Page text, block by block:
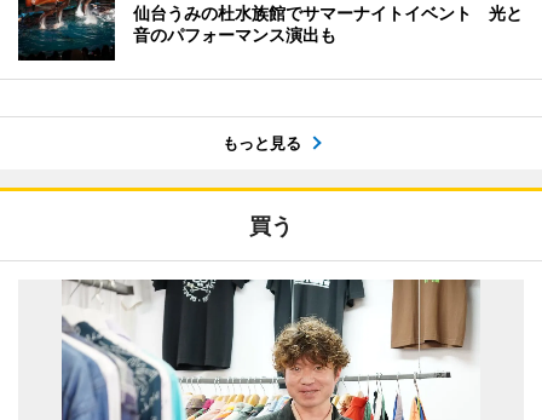
仙台うみの杜水族館でサマーナイトイベント 光と
音のパフォーマンス演出も
もっと見る
買う